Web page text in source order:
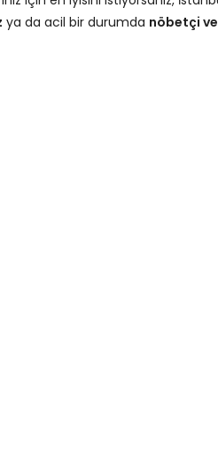
ya da acil bir durumda nöbetçi